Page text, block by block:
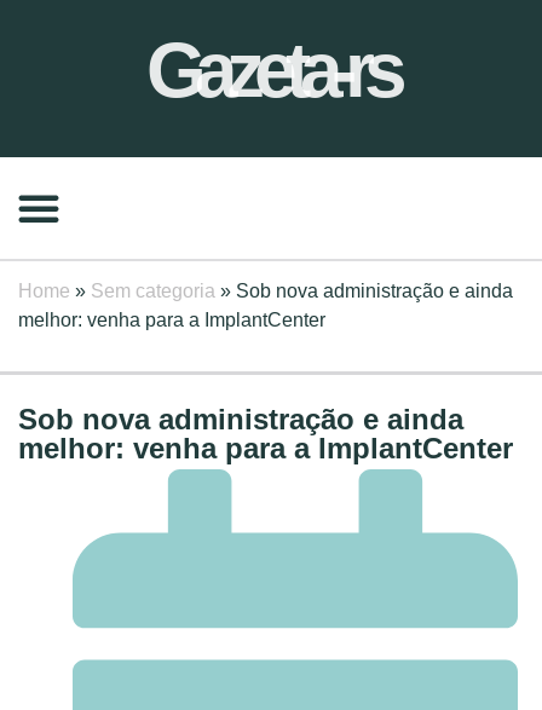
Gazeta-rs
Home » Sem categoria » Sob nova administração e ainda
melhor: venha para a ImplantCenter
Sob nova administração e ainda
melhor: venha para a ImplantCenter